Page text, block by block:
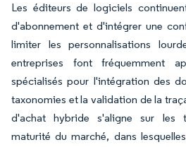
Les éditeurs de logiciels
d'abonnement et d'intégrer une
limiter les personnalisations
entreprises font fréquemment
spécialisés pour l'intégration des
taxonomies et la validation de la
d'achat hybride s'aligne sur les
maturité du marché, dans